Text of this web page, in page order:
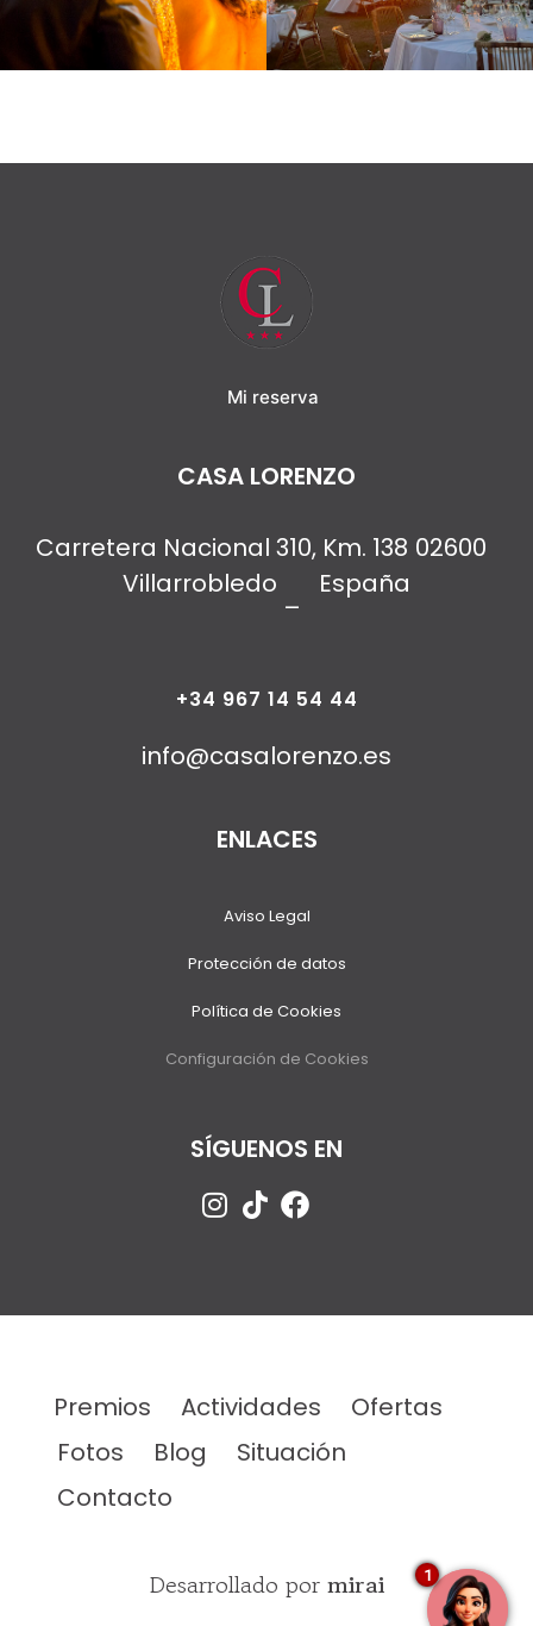
Mi reserva
CASA LORENZO
Carretera Nacional 310, Km. 138 02600
Villarrobledo
–
España
+34 967 14 54 44
info@casalorenzo.es
ENLACES
Aviso Legal
Protección de datos
Política de Cookies
Configuración de Cookies
SÍGUENOS EN
Premios Actividades
Ofertas
Fotos
Blog
Situación
Contacto
Desarrollado por mirai 1